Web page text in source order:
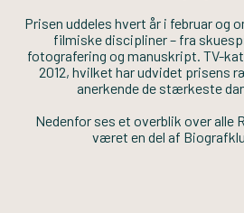
Prisen uddeles hvert år i februar og
filmiske discipliner – fra
fotografering og manuskript. TV-
2012, hvilket har udvidet prisens
anerkende de stærkeste
Nedenfor ses et overblik over alle
været en del af